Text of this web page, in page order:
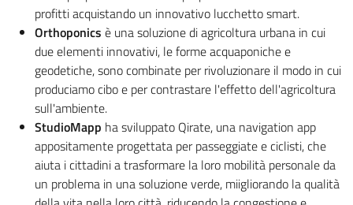
profitti acquistando un innovativo lucchetto smart.
Orthoponics è una soluzione di agricoltura urbana in cui
due elementi innovativi, le forme acquaponiche e
geodetiche, sono combinate per rivoluzionare il modo in cui
produciamo cibo e per contrastare l'effetto dell'agricoltura
sull'ambiente.
StudioMapp ha sviluppato Qirate, una navigation app
appositamente progettata per passeggiate e ciclisti, che
aiuta i cittadini a trasformare la loro mobilità personale da
un problema in una soluzione verde, miigliorando la qualità